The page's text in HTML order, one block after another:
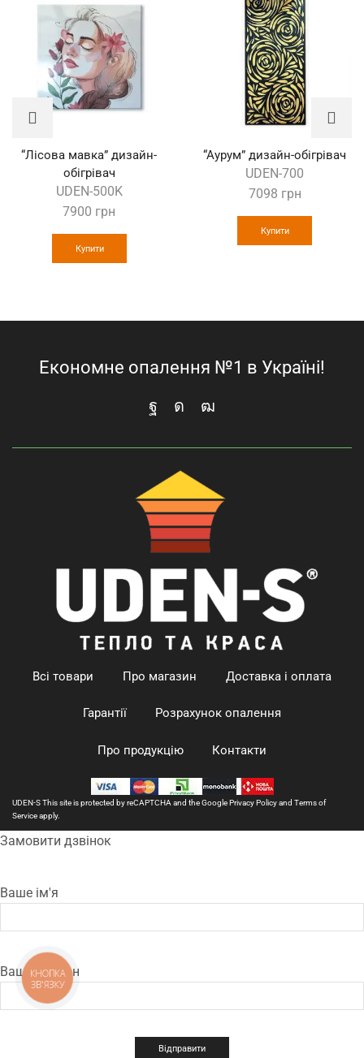
“Лісова мавка” дизайн-
обігрівач
UDEN-500K
7900 грн
Купити
“Аурум” дизайн-обігрівач
UDEN-700
7098 грн
Купити
Економне опалення №1 в Україні!
Всі товари Про магазин Доставка і оплата
Гарантії Розрахунок опалення
Про продукцію Контакти
UDEN-S This site is protected by reCAPTCHA and the GooglePrivacy Policyand Terms of
Serviceapply.
Замовити дзвінок
Ваше ім'я
Ваш телефон
КНОПКА
ЗВ'ЯЗКУ